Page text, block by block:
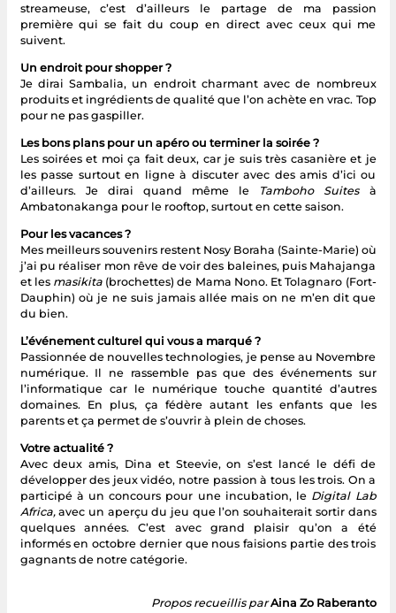
streameuse, c’est d’ailleurs le partage de ma passion
première qui se fait du coup en direct avec ceux qui me
suivent.
Un endroit pour shopper ?
Je dirai Sambalia, un endroit charmant avec de nombreux
produits et ingrédients de qualité que l’on achète en vrac. Top
pour ne pas gaspiller.
Les bons plans pour un apéro ou terminer la soirée ?
Les soirées et moi ça fait deux, car je suis très casanière et je
les passe surtout en ligne à discuter avec des amis d’ici ou
d’ailleurs. Je dirai quand même le
Tamboho Suitesà
Ambatonakanga pour le rooftop, surtout en cette saison.
Pour les vacances ?
Mes meilleurs souvenirs restent Nosy Boraha (Sainte-Marie) où
j’ai pu réaliser mon rêve de voir des baleines, puis Mahajanga
et les masikita(brochettes) de Mama Nono. Et Tolagnaro (Fort-
Dauphin) où je ne suis jamais allée mais on ne m’en dit que
du bien.
L’événement culturel qui vous a marqué ?
Passionnée de nouvelles technologies, je pense au Novembre
numérique. Il ne rassemble pas que des événements sur
l’informatique car le numérique touche quantité d’autres
domaines. En plus, ça fédère autant les enfants que les
parents et ça permet de s’ouvrir à plein de choses.
Votre actualité ?
Avec deux amis, Dina et Steevie, on s’est lancé le défi de
développer des jeux vidéo, notre passion à tous les trois. On a
participé à un concours pour une incubation, le Digital Lab
Africa,avec un aperçu du jeu que l’on souhaiterait sortir dans
quelques années. C’est avec grand plaisir qu’on a été
informés en octobre dernier que nous faisions partie des trois
gagnants de notre catégorie.
Propos recueillis par Aina Zo Raberanto